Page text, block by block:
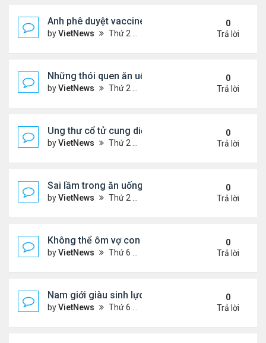
Anh phê duyệt vaccine đặc hiệu với biến chủng
byVietNews Thứ 2 Tháng 8 15, 2022 3:54 pm
0
Trả lời
Những thói quen ăn uống gây lão hóa nhanh
byVietNews Thứ 2 Tháng 8 15, 2022 3:50 pm
0
Trả lời
Ung thư cổ tử cung diễn tiến âm thầm
byVietNews Thứ 2 Tháng 8 15, 2022 3:48 pm
0
Trả lời
Sai lầm trong ăn uống gây suy giảm sinh lý ở nam
byVietNews Thứ 2 Tháng 8 15, 2022 2:40 pm
0
Trả lời
Không thể ôm vợ con vì căn bệnh quái ác
byVietNews Thứ 6 Tháng 8 12, 2022 4:34 pm
0
Trả lời
Nam giới giàu sinh lực nhất vào thời điểm nào
byVietNews Thứ 6 Tháng 8 12, 2022 3:08 pm
0
Trả lời